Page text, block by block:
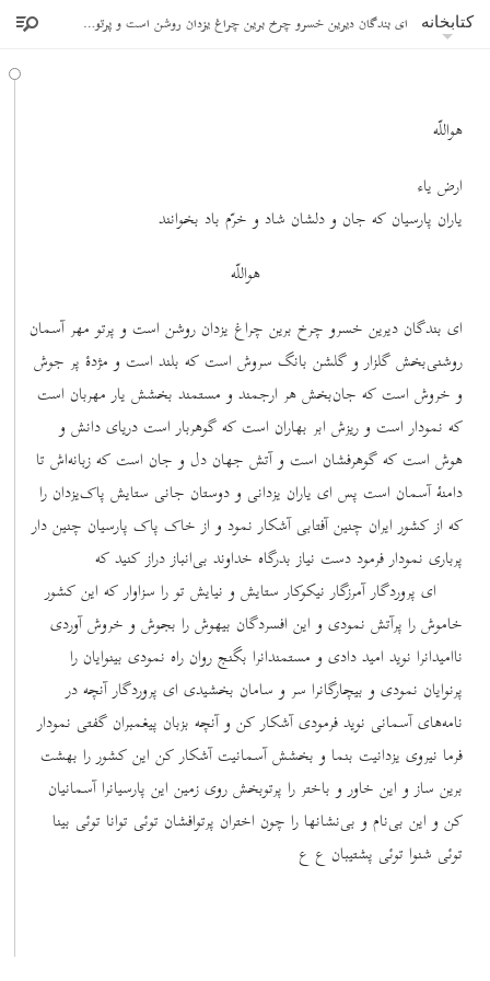
کتابخانه ای بندگان دیرین خسرو چرخ برین چراغ یزدان روشن است و پرتو مهر آسمان روشنی‌بخش گلزار و گلشن
هواللّه
ارض یاء
یاران پارسیان که جان و دلشان شاد و خرّم باد بخوانند
هواللّه
ای بندگان دیرین خسرو چرخ برین چراغ یزدان روشن است و پرتو مهر آسمان
روشنی‌بخش گلزار و گلشن بانگ سروش است که بلند است و مژدۀ پر جوش
و خروش است که جان‌بخش هر ارجمند و مستمند بخشش یار مهربان است
که نمودار است و ریزش ابر بهاران است که گوهربار است دریای دانش و
هوش است که گوهرفشان است و آتش جهان دل و جان است که زبانه‌اش تا
دامنۀ آسمان است پس ای یاران یزدانی و دوستان جانی ستایش پاک‌یزدان را
که از کشور ایران چنین آفتابی آشکار نمود و از خاک پاک پارسیان چنین دار
پرباری نمودار فرمود دست نیاز بدرگاه خداوند بی‌انباز دراز کنید که
ای پروردگار آمرزگار نیکوکار ستایش و نیایش تو را سزاوار که این کشور
خاموش را پرآتش نمودی و این افسردگان بیهوش را بجوش و خروش آوردی
ناامیدانرا نوید امید دادی و مستمندانرا بگنج روان راه نمودی بینوایان را
پرنوایان نمودی و بیچارگانرا سر و سامان بخشیدی ای پروردگار آنچه در
نامه‌های آسمانی نوید فرمودی آشکار کن و آنچه بزبان پیغمبران گفتی نمودار
فرما نیروی یزدانیت بنما و بخشش آسمانیت آشکار کن این کشور را بهشت
برین ساز و این خاور و باختر را پرتوبخش روی زمین این پارسیانرا آسمانیان
کن و این بی‌نام و بی‌نشانها را چون اختران پرتوافشان توئی توانا توئی بینا
توئی شنوا توئی پشتیبان ع ع